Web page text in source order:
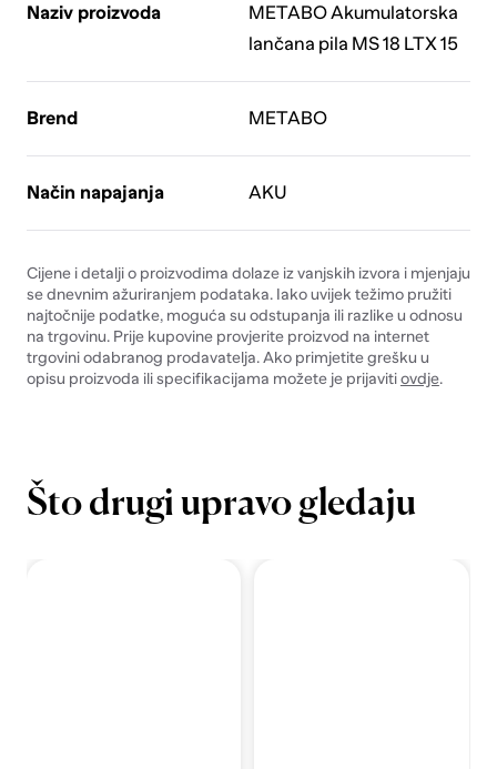
Naziv proizvoda
METABO Akumulatorska
lančana pila MS 18 LTX 15
Brend METABO
Način napajanja AKU
Cijene i detalji o proizvodima dolaze iz vanjskih izvora i mjenjaju
se dnevnim ažuriranjem podataka. Iako uvijek težimo pružiti
najtočnije podatke, moguća su odstupanja ili razlike u odnosu
na trgovinu. Prije kupovine provjerite proizvod na internet
trgovini odabranog prodavatelja. Ako primjetite grešku u
opisu proizvoda ili specifikacijama možete je prijavitiovdje.
Što drugi upravo gledaju